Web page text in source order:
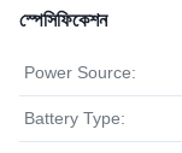
স্পেসিফিকেশন
Power Source:
Battery Type: